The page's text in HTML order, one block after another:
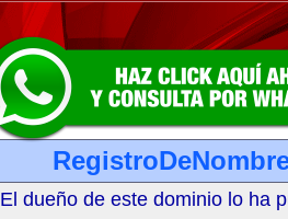
El dueño de este dominio lo ha